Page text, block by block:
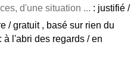
d'une situation ... : justifié /
/ gratuit , basé sur rien du
: à l'abri des regards / en